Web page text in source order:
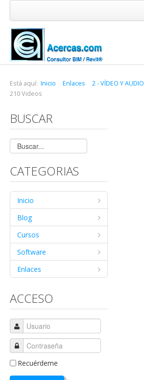
Inicio
Blog
Cursos
Software
Enlaces
Acercas
Está aquí: Inicio Enlaces 2 - VÍDEO Y AUDIO
210 Videos
BUSCAR
CATEGORIAS
Inicio
Blog
Cursos
Software
Enlaces
ACCESO
Recuérdeme